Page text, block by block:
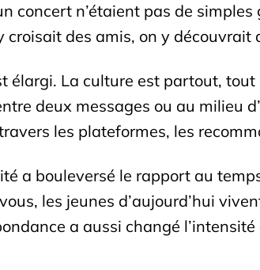
concert n’étaient pas de
croisait des amis, on y
élargi. La culture est partout,
deux messages ou au milieu
les plateformes, les
a bouleversé le rapport au
les jeunes d’aujourd’hui
a aussi changé